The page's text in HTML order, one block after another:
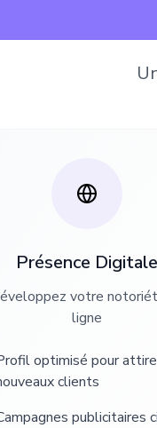
Présence Digitale
votre
ligne
optimisé pour
clients
publicitaires